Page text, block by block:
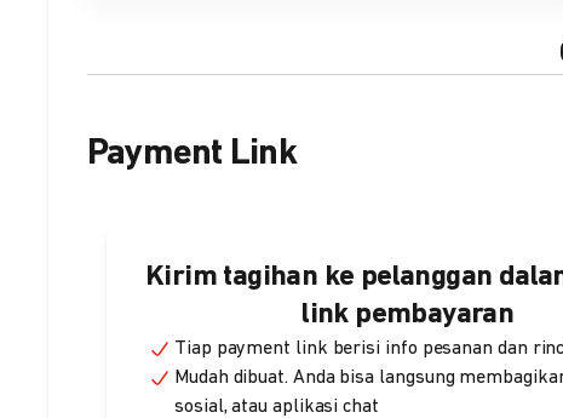
Payment Link
Kirim tagihan ke pelanggan
link pembayaran
Tiap payment link berisi info pesanan dan
Mudah dibuat. Anda bisa langsung
sosial, atau aplikasi chat